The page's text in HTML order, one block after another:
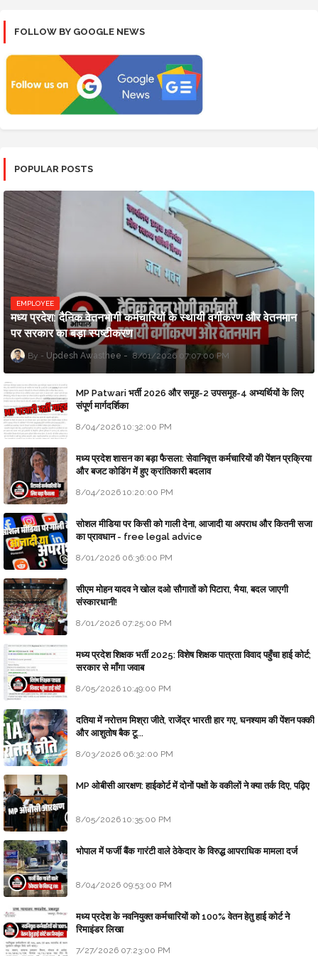
FOLLOW BY GOOGLE NEWS
POPULAR POSTS
EMPLOYEE
मध्य प्रदेश: दैनिक वेतनभोगी कर्मचारियों के स्थायी वर्गीकरण और वेतनमान
पर सरकार का बड़ा स्पष्टीकरण
Updesh Awasthee 8/01/2026 07:07:00 PM
MP Patwari भर्ती 2026 और समूह-2 उपसमूह-4 अभ्यर्थियों के लिए
संपूर्ण मार्गदर्शिका
8/04/2026 10:32:00 PM
मध्य प्रदेश शासन का बड़ा फैसला: सेवानिवृत्त कर्मचारियों की पेंशन प्रक्रिया
और बजट कोडिंग में हुए क्रांतिकारी बदलाव
8/04/2026 10:20:00 PM
सोशल मीडिया पर किसी को गाली देना, आजादी या अपराध और कितनी सजा
का प्रावधान - free legal advice
8/01/2026 06:36:00 PM
सीएम मोहन यादव ने खोल दओ सौगातों को पिटारा, भैया, बदल जाएगी
संस्कारधानी!
8/01/2026 07:25:00 PM
मध्य प्रदेश शिक्षक भर्ती 2025: विशेष शिक्षक पात्रता विवाद पहुँचा हाई कोर्ट;
सरकार से माँगा जवाब
8/05/2026 10:49:00 PM
दतिया में नरोत्तम मिश्रा जीते, राजेंद्र भारती हार गए, घनश्याम की पेंशन पक्की
और आशुतोष बैक टू...
8/03/2026 06:32:00 PM
MP ओबीसी आरक्षण: हाईकोर्ट में दोनों पक्षों के वकीलों ने क्या तर्क दिए, पढ़िए
8/05/2026 10:35:00 PM
भोपाल में फर्जी बैंक गारंटी वाले ठेकेदार के विरुद्ध आपराधिक मामला दर्ज
8/04/2026 09:53:00 PM
मध्य प्रदेश के नवनियुक्त कर्मचारियों को 100% वेतन हेतु हाई कोर्ट ने
रिमाइंडर लिखा
7/27/2026 07:23:00 PM